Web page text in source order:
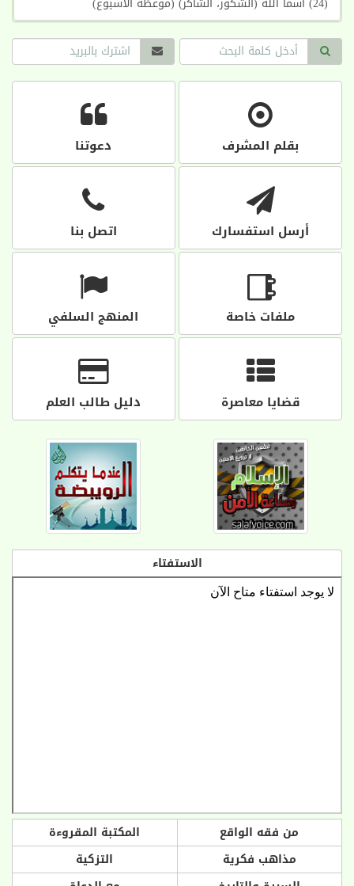
بقلم المشرف دعوتنا
أرسل استفسارك اتصل بنا
ملفات خاصة المنهج السلفي
قضايا معاصرة دليل طالب العلم
الاستفتاء
من فقه الواقع
المكتبة المقروءة
مذاهب فكرية
التزكية